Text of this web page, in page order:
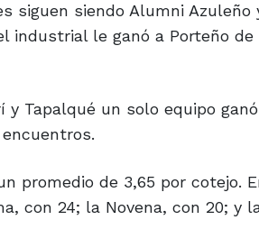
siguen siendo Alumni Azuleño
industrial le ganó a Porteño de
Tapalqué un solo equipo
promedio de 3,65 por cotejo.
con 24; la Novena, con 20; y